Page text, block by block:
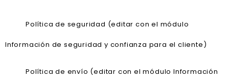
Política de seguridad (editar con el módulo
Información de seguridad y confianza para el cliente)
Política de envío (editar con el módulo Información